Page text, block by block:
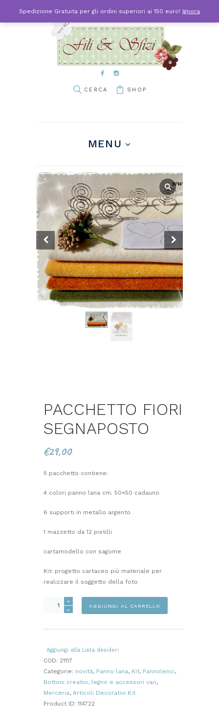
SHOP
MENU
PACCHETTO FIORI
SEGNAPOSTO
€29,00
Il pacchetto contiene:
4 colori panno lana cm. 50×50 cadauno
6 supporti in metallo argento
1 mazzetto da 12 pistilli
cartamodello con sagome
Kit: progetto cartaceo più materiale per
realizzare il soggetto della foto
PACCHETTO
AGGIUNGI AL CARRELLO
Aggiungi alla Lista desideri
COD: 21117
Categorie: novità, Panno lana, Kit, Pannolenci,
Bottoni creativi, legno e accessori vari,
Merceria, Articoli Decorativi Kit
Product ID: 114722
Spedizione Gratuita per gli ordini superiori ai 150 euro! Ignora